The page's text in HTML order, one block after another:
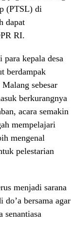
(PTSL) di
dapat
RI.
kepala desa
berdampak
sebesar
berkurangnya
acara semakin
mempelajari
mengenal
pelestarian
menjadi sarana
do’a bersama agar
senantiasa